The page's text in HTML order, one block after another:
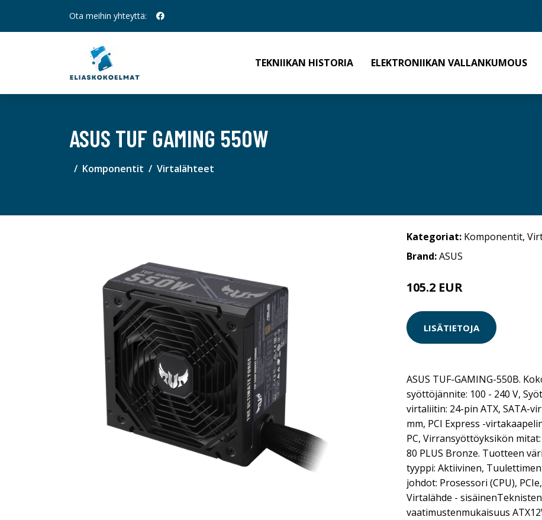
Ota meihin yhteyttä:
TEKNIIKAN HISTORIA ELEKTRONIIKAN VALLANKUMOUS
ASUS TUF GAMING 550W
Komponentit Virtalähteet
Kategoriat: Komponentit,
Brand:ASUS
105.2 EUR
LISÄTIETOJA
ASUS TUF-GAMING-550B.
syöttöjännite: 100 - 240 V,
virtaliitin: 24-pin ATX, SATA-
mm, PCI Express -
PC, Virransyöttöyksikön
80 PLUS Bronze. Tuotteen
tyyppi: Aktiivinen, Tuulettimen
johdot: Prosessori (CPU),
Virtalähde -
vaatimustenmukaisuus